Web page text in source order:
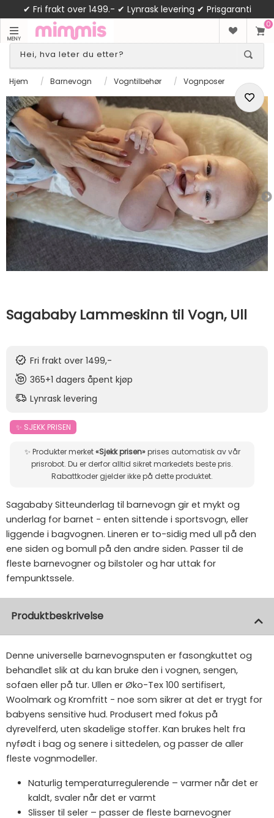
✔ Fri frakt over 1499.- ✔ Lynrask levering ✔ Prisgaranti
MENY
0
Hjem / Barnevogn / Vogntilbehør / Vognposer
Sagababy Lammeskinn til Vogn, Ull
Fri frakt over 1499,-
365+1 dagers åpent kjøp
Lynrask levering
✨ SJEKK PRISEN
✨ Produkter merket«Sjekk prisen»prises automatisk av vår
prisrobot. Du er derfor alltid sikret markedets beste pris.
Rabattkoder gjelder ikke på dette produktet.
Sagababy Sitteunderlag til barnevogn gir et mykt og
underlag for barnet - enten sittende i sportsvogn, eller
liggende i bagvognen. Lineren er to-sidig med ull på den
ene siden og bomull på den andre siden. Passer til de
fleste barnevogner og bilstoler og har uttak for
fempunktssele.
Produktbeskrivelse
Denne universelle barnevognsputen er fasongkuttet og
behandlet slik at du kan bruke den i vognen, sengen,
sofaen eller på tur. Ullen er Øko-Tex 100 sertifisert,
Woolmark og Kromfritt - noe som sikrer at det er trygt for
babyens sensitive hud. Produsert med fokus på
dyrevelferd, uten skadelige stoffer. Kan brukes helt fra
nyfødt i bag og senere i sittedelen, og passer de aller
fleste vognmodeller.
Naturlig temperaturregulerende – varmer når det er
kaldt, svaler når det er varmt
Slisser til seler – passer de fleste barnevogner